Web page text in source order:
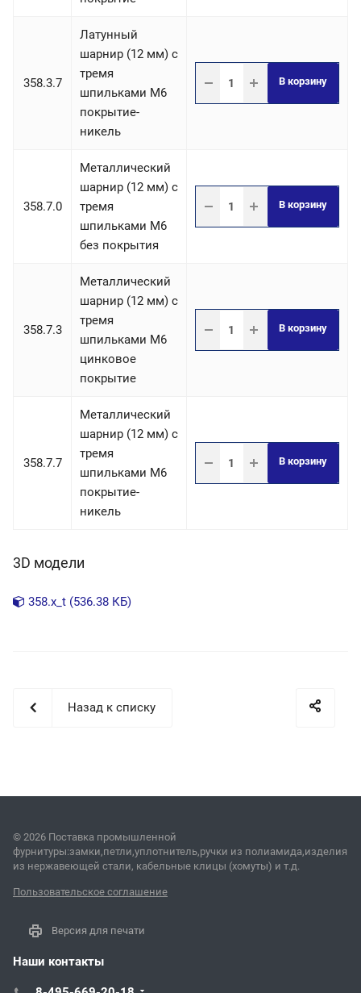
358.3.7
Латунный
шарнир (12 мм) с
тремя
шпильками М6
покрытие-
никель
В корзину
358.7.0
Металлический
шарнир (12 мм) с
тремя
шпильками М6
без покрытия
В корзину
358.7.3
Металлический
шарнир (12 мм) с
тремя
шпильками М6
цинковое
покрытие
В корзину
358.7.7
Металлический
шарнир (12 мм) с
тремя
шпильками М6
покрытие-
никель
В корзину
3D модели
358.x_t (536.38 КБ)
Назад к списку
© 2026 Поставка промышленной
фурнитуры:замки,петли,уплотнитель,ручки из полиамида,изделия
из нержавеющей стали, кабельные клицы (хомуты) и т.д.
Пользовательское соглашение
Версия для печати
Наши контакты